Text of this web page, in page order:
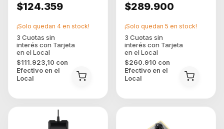
$124.359
$111.923,10 con
Efectivo en el
Local
¡Solo quedan 4 en stock!
$289.900
$260.910 con
Efectivo en el
Local
¡Solo quedan 5 en stock!